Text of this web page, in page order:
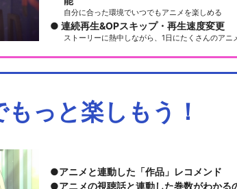
自分に合った環境でいつでもアニメを楽しめる
連続再生&OPスキップ・再生速度変更
ストーリーに熱中しながら、1日にたくさんのアニ
っと楽しもう！
アニメと連動した「作品」レコメンド
アニメの視聴話と連動した巻数がわかる